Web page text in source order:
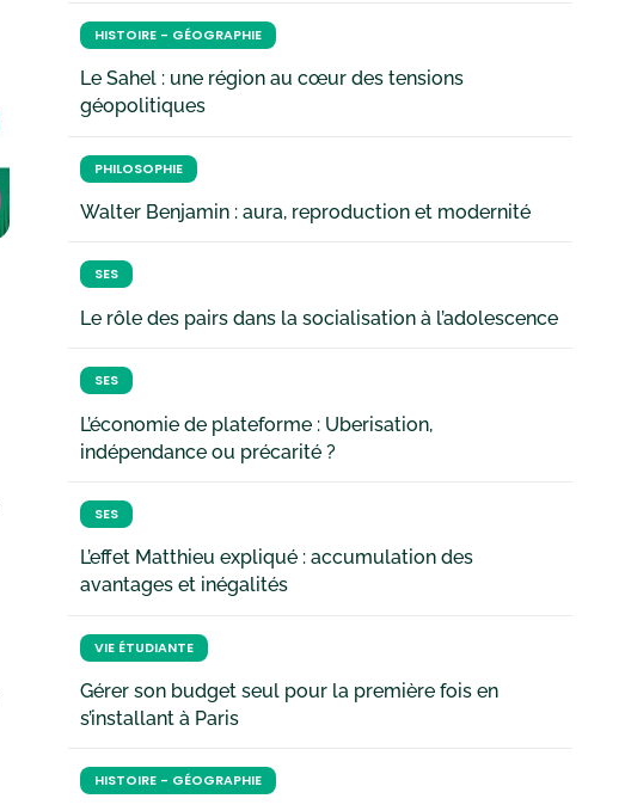
HISTOIRE - GÉOGRAPHIE
Le Sahel : une région au cœur des tensions
géopolitiques
PHILOSOPHIE
Walter Benjamin : aura, reproduction et modernité
SES
Le rôle des pairs dans la socialisation à l’adolescence
SES
L’économie de plateforme : Uberisation,
indépendance ou précarité ?
SES
L’effet Matthieu expliqué : accumulation des
avantages et inégalités
VIE ÉTUDIANTE
Gérer son budget seul pour la première fois en
s’installant à Paris
HISTOIRE - GÉOGRAPHIE